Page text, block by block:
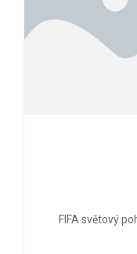
FIFA světový